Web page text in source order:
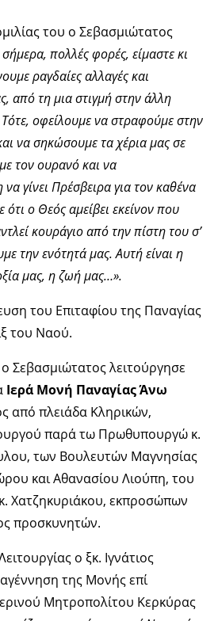
του ο Σεβασμιώτατος
σήμερα, πολλές φορές, είμαστε κι
ραγδαίες αλλαγές και
από τη μια στιγμή στην άλλη
οφείλουμε να στραφούμε στην
να σηκώσουμε τα χέρια μας σε
τον ουρανό και να
γίνει Πρέσβειρα για τον καθένα
ο Θεός αμείβει εκείνον που
κουράγιο από την πίστη του σ’
την ενότητά μας. Αυτή είναι η
μας, η ζωή μας…».
του Επιταφίου της Παναγίας
του Ναού.
Σεβασμιώτατος λειτούργησε
Ιερά Μονή Παναγίας Άνω
από πλειάδα Κληρικών,
παρά τω Πρωθυπουργώ κ.
των Βουλευτών Μαγνησίας
και Αθανασίου Λιούπη, του
Χατζηκυριάκου, εκπροσώπων
προσκυνητών.
ο ξκ. Ιγνάτιος
της Μονής επί
Μητροπολίτου Κερκύρας